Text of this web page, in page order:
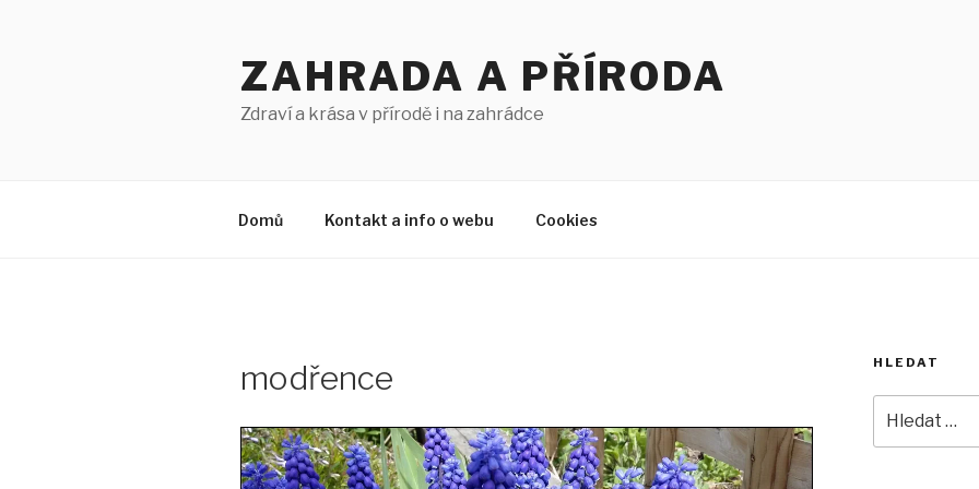
ZAHRADA A PŘÍRODA
Zdraví a krása v přírodě i na zahrádce
Domů Kontakt a info o webu Cookies
modřence HLEDAT